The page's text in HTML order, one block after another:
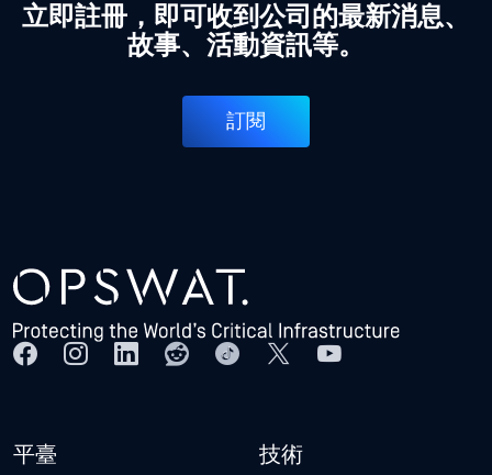
立即註冊，即可收到公司的最新消息、
故事、活動資訊等。
訂閱
平臺 技術